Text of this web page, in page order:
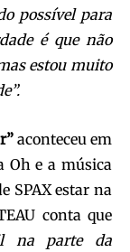
possível para
é que não
estou muito
aconteceu em
Oh e a música
SPAX estar na
conta que
na parte da